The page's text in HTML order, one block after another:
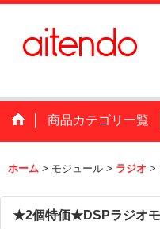
商品カテゴリ一覧
ホーム > モジュール > ラジオ >
★2個特価★DSPラジオ